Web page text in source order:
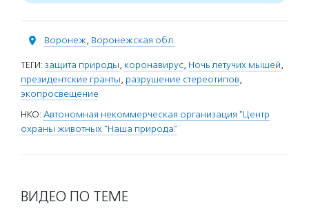
Воронеж, Воронежская обл.
ТЕГИ: защита природы, коронавирус, Ночь летучих мышей,
президентские гранты, разрушение стереотипов,
экопросвещение
НКО: Автономная некоммерческая организация "Центр
охраны животных "Наша природа"
ВИДЕО ПО ТЕМЕ